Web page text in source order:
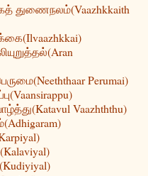
துணைநலம்(Vaazhkkaith
Perumai)
Vaazhththu)